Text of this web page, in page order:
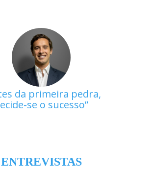
da primeira pedra,
se o sucesso
ENTREVISTAS